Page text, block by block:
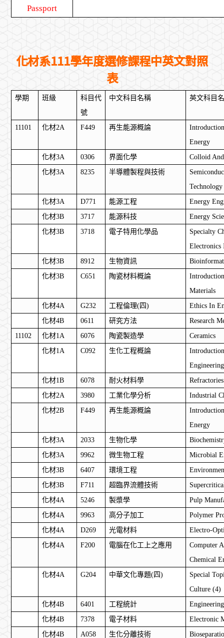
Passport
化材系111學年度選修課程中英文對照
表
學期 班級
科目代
號
中文科目名稱 英文科目
11101 化材2A F449 再生能源概論
Energy
化材3A 0306 界面化學
Colloid
化材3A 8235 半導體製程與技術
Technology
化材3A D771 能源工程
Energy
化材3B 3717 能源科技
Energy
化材3B 3718 電子特用化學品
Specialty
Electronics
化材3B 8912 生物資訊
化材3B C651 陶瓷材料概論
Materials
化材4A G232 工程倫理(四)
Ethics In
化材4B 0611 研究方法
Research
11102
化材1A 6076 陶瓷製造學
Ceramics
化材1A C092 生化工程概論
Engineering
化材1B 6078 耐火材料學
Refractories
化材2A 3980 工業化學分析
Industrial
化材2B F449 再生能源概論
Energy
化材3A 2033 生物化學
化材3A 9962 微生物工程
Microbial
化材3B 6407 環境工程
化材3B F711 超臨界流體技術
化材4A 5246 製漿學
Pulp
化材4A 9963 高分子加工
Polymer
化材4A D269 光電材料
Electro-
化材4A F200 電腦在化工上之應用
Computer
Chemical
化材4A G204 中華文化專題(四)
Special
Culture (4)
化材4B 6401 工程統計
化材4B 7378 電子材料
Electronic
化材4B A058 生化分離技術